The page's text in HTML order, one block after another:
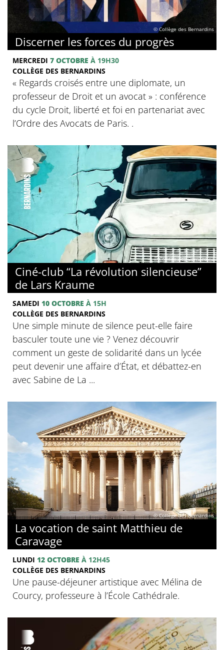
© Collège des Bernardins
Discerner les forces du progrès
MERCREDI 7 OCTOBRE À 19H30
COLLÈGE DES BERNARDINS
‍« Regards croisés entre une diplomate, un
professeur de Droit et un avocat » : conférence
du cycle Droit, liberté et foi en partenariat avec
l’Ordre des Avocats de Paris. .
© Collège des Bernardins
Ciné-club “La révolution silencieuse”
de Lars Kraume
SAMEDI 10 OCTOBRE À 15H
COLLÈGE DES BERNARDINS
Une simple minute de silence peut-elle faire
basculer toute une vie ? Venez découvrir
comment un geste de solidarité dans un lycée
peut devenir une affaire d’État, et débattez-en
avec Sabine de La ...
© Collège des Bernardins
La vocation de saint Matthieu de
Caravage
LUNDI 12 OCTOBRE À 12H45
COLLÈGE DES BERNARDINS
Une pause-déjeuner artistique avec Mélina de
Courcy, professeure à l’École Cathédrale.